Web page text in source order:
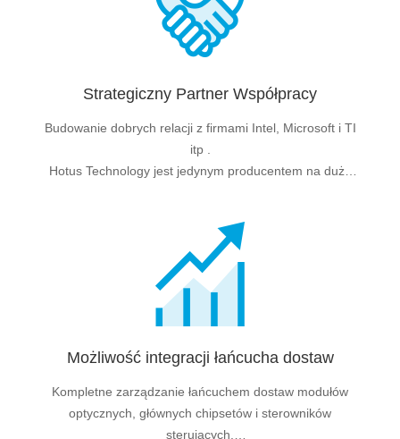
Strategiczny Partner Współpracy
Budowanie dobrych relacji z firmami Intel, Microsoft i TI
itp .
Hotus Technology jest jedynym producentem na dużą
Możliwość integracji łańcucha dostaw
Kompletne zarządzanie łańcuchem dostaw modułów
optycznych, głównych chipsetów i sterowników
sterujących.